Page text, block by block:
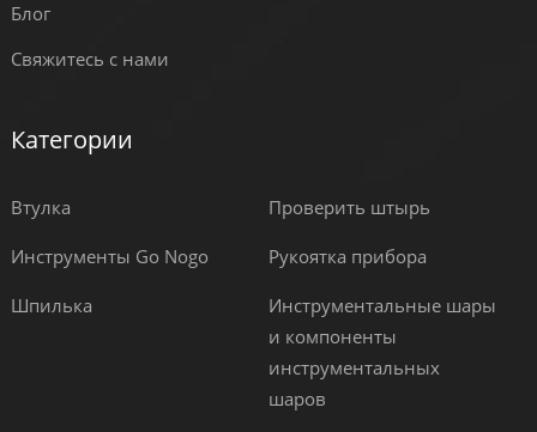
Блог
Свяжитесь с нами
Категории
Втулка Проверить штырь
Инструменты Go Nogo Рукоятка прибора
Шпилька
Инструментальные шары
и компоненты
инструментальных
шаров